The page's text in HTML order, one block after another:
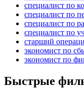
специалист по
специалист по
специалист по
специалист по
старший
экономист по
экономист по
Быстрые